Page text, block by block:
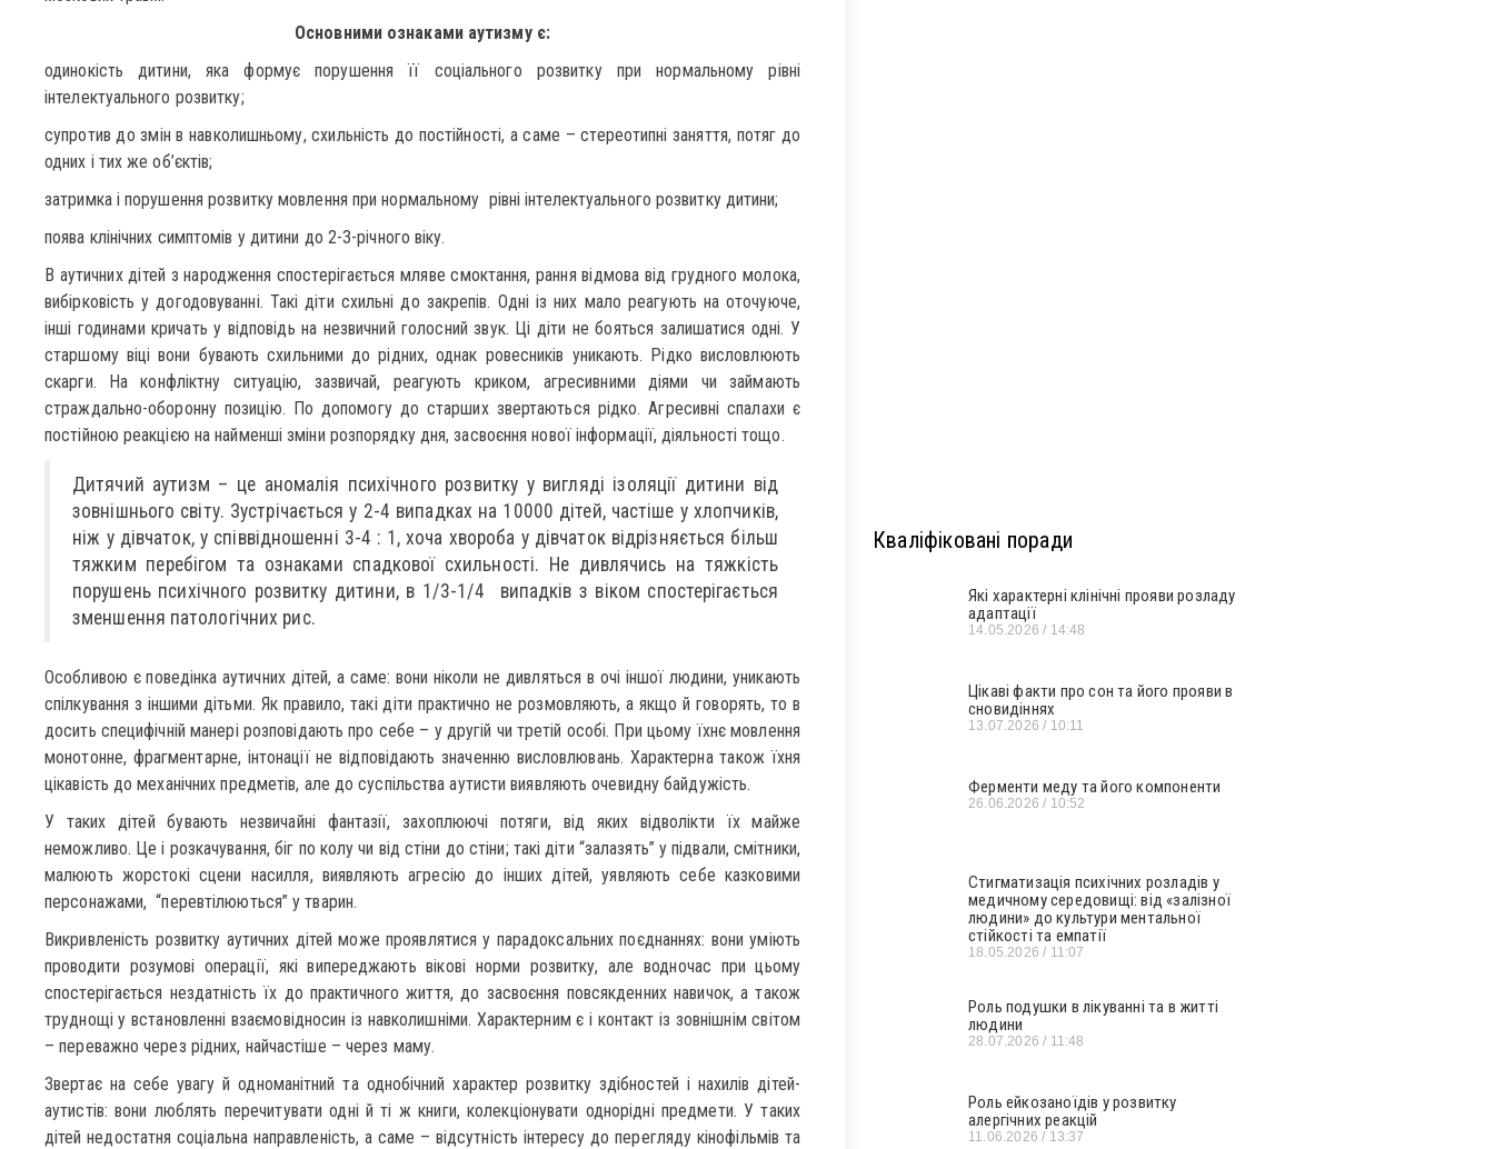
Основними ознаками аутизму є:
одинокість дитини, яка формує порушення її соціального розвитку при нормальному рівні
інтелектуального розвитку;
супротив до змін в навколишньому, схильність до постійності, а саме – стереотипні заняття, потяг до
одних і тих же об’єктів;
затримка і порушення розвитку мовлення при нормальному рівні інтелектуального розвитку дитини;
поява клінічних симптомів у дитини до 2-3-річного віку.
В аутичних дітей з народження спостерігається мляве смоктання, рання відмова від грудного молока,
вибірковість у догодовуванні. Такі діти схильні до закрепів. Одні із них мало реагують на оточуюче,
інші годинами кричать у відповідь на незвичний голосний звук. Ці діти не бояться залишатися одні. У
старшому віці вони бувають схильними до рідних, однак ровесників уникають. Рідко висловлюють
скарги. На конфліктну ситуацію, зазвичай, реагують криком, агресивними діями чи займають
страждально-оборонну позицію. По допомогу до старших звертаються рідко. Агресивні спалахи є
постійною реакцією на найменші зміни розпорядку дня, засвоєння нової інформації, діяльності тощо.
Дитячий аутизм – це аномалія психічного розвитку у вигляді ізоляції дитини від
зовнішнього світу. Зустрічається у 2-4 випадках на 10000 дітей, частіше у хлопчиків,
ніж у дівчаток, у співвідношенні 3-4 : 1, хоча хвороба у дівчаток відрізняється більш
тяжким перебігом та ознаками спадкової схильності. Не дивлячись на тяжкість
порушень психічного розвитку дитини, в 1/3-1/4 випадків з віком спостерігається
зменшення патологічних рис.
Особливою є поведінка аутичних дітей, а саме: вони ніколи не дивляться в очі іншої людини, уникають
спілкування з іншими дітьми. Як правило, такі діти практично не розмовляють, а якщо й говорять, то в
досить специфічній манері розповідають про себе – у другій чи третій особі. При цьому їхнє мовлення
монотонне, фрагментарне, інтонації не відповідають значенню висловлювань. Характерна також їхня
цікавість до механічних предметів, але до суспільства аутисти виявляють очевидну байдужість.
У таких дітей бувають незвичайні фантазії, захоплюючі потяги, від яких відволікти їх майже
неможливо. Це і розкачування, біг по колу чи від стіни до стіни; такі діти “залазять” у підвали, смітники,
малюють жорстокі сцени насилля, виявляють агресію до інших дітей, уявляють себе казковими
персонажами, “перевтілюються” у тварин.
Викривленість розвитку аутичних дітей може проявлятися у парадоксальних поєднаннях: вони уміють
проводити розумові операції, які випереджають вікові норми розвитку, але водночас при цьому
спостерігається нездатність їх до практичного життя, до засвоєння повсякденних навичок, а також
труднощі у встановленні взаємовідносин із навколишніми. Характерним є і контакт із зовнішнім світом
– переважно через рідних, найчастіше – через маму.
Звертає на себе увагу й одноманітний та однобічний характер розвитку здібностей і нахилів дітей-
аутистів: вони люблять перечитувати одні й ті ж книги, колекціонувати однорідні предмети. У таких
дітей недостатня соціальна направленість, а саме – відсутність інтересу до перегляду кінофільмів та
Кваліфіковані поради
Які характерні клінічні прояви розладу
адаптації
14.05.2026 14:48
Цікаві факти про сон та його прояви в
сновидіннях
13.07.2026 10:11
Ферменти меду та його компоненти
26.06.2026 10:52
Стигматизація психічних розладів у
медичному середовищі: від «залізної
людини» до культури ментальної
стійкості та емпатії
18.05.2026 11:07
Роль подушки в лікуванні та в житті
людини
28.07.2026 11:48
Роль ейкозаноїдів у розвитку
алергічних реакцій
11.06.2026 13:37